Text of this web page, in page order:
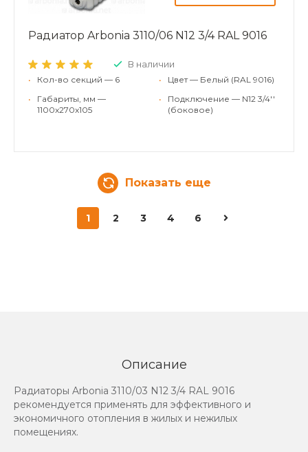
Радиатор Arbonia 3110/06 N12 3/4 RAL 9016
В наличии
•
Кол-во секций — 6
•
Габариты, мм —
1100x270x105
•
Цвет — Белый (RAL 9016)
•
Подключение — N12 3/4''
(боковое)
Показать еще
1 2 3 4 6
Описание
Радиаторы Arbonia 3110/03 N12 3/4 RAL 9016
рекомендуется применять для эффективного и
экономичного отопления в жилых и нежилых
помещениях.